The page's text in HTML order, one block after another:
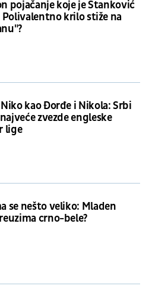
pojačanje koje je Stanković
Polivalentno krilo stiže na
Niko kao Đorđe i Nikola: Srbi
zvezde engleske
lige
se nešto veliko: Mladen
crno-bele?